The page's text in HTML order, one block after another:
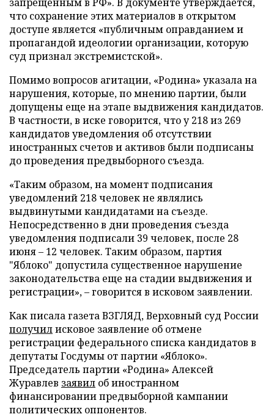
что сохранение этих материалов в открытом
доступе является «публичным оправданием и
пропагандой идеологии организации, которую
суд признал экстремистской».
Помимо вопросов агитации, «Родина» указала на
нарушения, которые, по мнению партии, были
допущены еще на этапе выдвижения кандидатов.
В частности, в иске говорится, что у 218 из 269
кандидатов уведомления об отсутствии
иностранных счетов и активов были подписаны
до проведения предвыборного съезда.
«Таким образом, на момент подписания
уведомлений 218 человек не являлись
выдвинутыми кандидатами на съезде.
Непосредственно в дни проведения съезда
уведомления подписали 39 человек, после 28
июня – 12 человек. Таким образом, партия
"Яблоко" допустила существенное нарушение
законодательства еще на стадии выдвижения и
регистрации», – говорится в исковом заявлении.
Как писала газета ВЗГЛЯД, Верховный суд России
получилисковое заявление об отмене
регистрации федерального списка кандидатов в
депутаты Госдумы от партии «Яблоко».
Председатель партии «Родина» Алексей
Журавлев заявил об иностранном
финансировании предвыборной кампании
политических оппонентов.